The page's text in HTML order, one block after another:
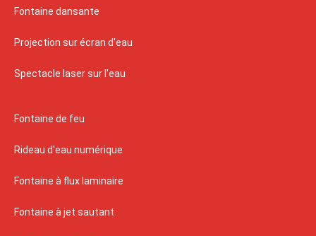
Fontaine dansante
Projection sur écran d'eau
Spectacle laser sur l'eau
Fontaine de feu
Rideau d'eau numérique
Fontaine à flux laminaire
Fontaine à jet sautant